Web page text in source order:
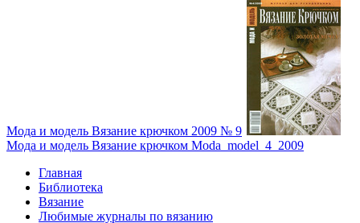
Мода и модель Вязание крючком 2009 № 9
Мода и модель Вязание крючком Moda_model_4_2009
Главная
Библиотека
Вязание
Любимые журналы по вязанию